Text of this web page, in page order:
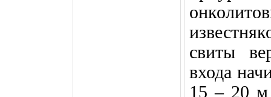
свиты
входа
15 – 20 м